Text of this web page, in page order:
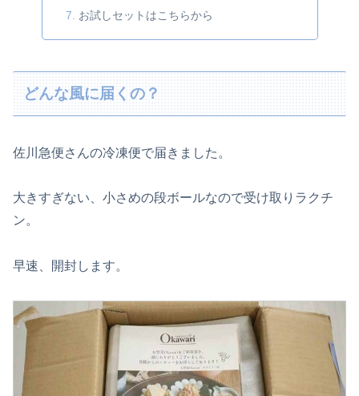
お試しセットはこちらから
どんな風に届くの？
佐川急便さんの冷凍便で届きました。
大きすぎない、小さめの段ボールなので受け取りラクチ
ン。
早速、開封します。